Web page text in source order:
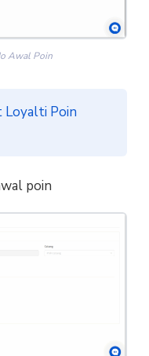
Awal Poin
Loyalti Poin
poin